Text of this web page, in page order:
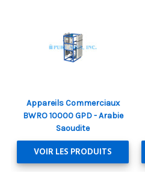
Appareils Commerciaux
BWRO 10000 GPD - Arabie
Saoudite
VOIR LES PRODUITS